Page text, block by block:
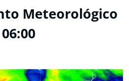
Meteorológico